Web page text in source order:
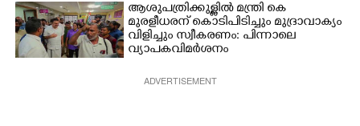
ആശുപത്രിക്കുള്ളിൽ മന്ത്രി കെ
മുരളീധരന് കൊടിപിടിച്ചും മുദ്രാവാക്യം
വിളിച്ചും സ്വീകരണം: പിന്നാലെ
വ്യാപകവിമർശനം
ADVERTISEMENT